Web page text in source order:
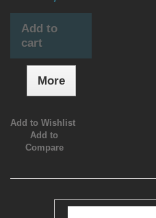
Add to
cart
More
Add to Wishlist
Add to
Compare